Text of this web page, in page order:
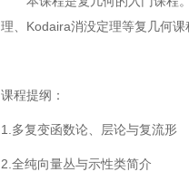
理、 Kodaira消没定理等复几何
课程提纲：
1.多复变函数论、层论与复流形
2.全纯向量丛与示性类简介